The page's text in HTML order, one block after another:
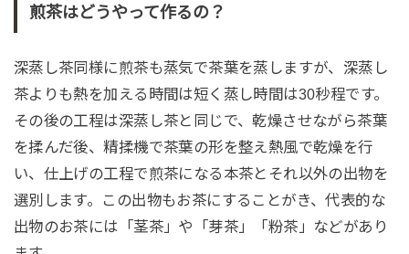
煎茶はどうやって作るの？
深蒸し茶同様に煎茶も蒸気で茶葉を蒸しますが、深蒸し
茶よりも熱を加える時間は短く蒸し時間は30秒程です。
その後の工程は深蒸し茶と同じで、乾燥させながら茶葉
を揉んだ後、精揉機で茶葉の形を整え熱風で乾燥を行
い、仕上げの工程で煎茶になる本茶とそれ以外の出物を
選別します。この出物もお茶にすることがき、代表的な
出物のお茶には「茎茶」や「芽茶」「粉茶」などがあり